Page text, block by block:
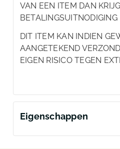
VAN EEN ITEM DAN
BETALINGSUITNODIGING
DIT ITEM KAN INDIEN
AANGETEKEND
EIGEN RISICO TEGEN
Eigenschappen